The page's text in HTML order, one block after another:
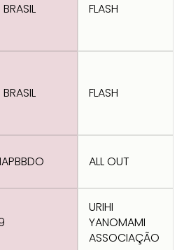
FLASH
FLASH
ALL OUT
URIHI
YANOMAMI
ASSOCIAÇÃO